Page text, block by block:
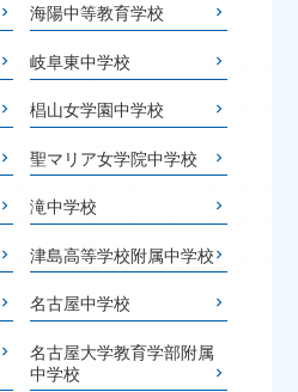
海陽中等教育学校
岐阜東中学校
椙山女学園中学校
聖マリア女学院中学校
滝中学校
津島高等学校附属中学校
名古屋中学校
名古屋大学教育学部附属
中学校